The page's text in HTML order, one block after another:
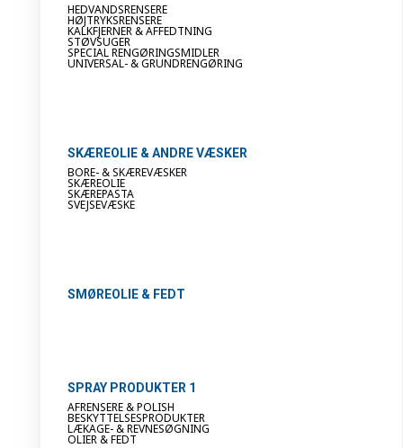
HEDVANDSRENSERE
HØJTRYKSRENSERE
KALKFJERNER & AFFEDTNING
STØVSUGER
SPECIAL RENGØRINGSMIDLER
UNIVERSAL- & GRUNDRENGØRING
SKÆREOLIE & ANDRE VÆSKER
BORE- & SKÆREVÆSKER
SKÆREOLIE
SKÆREPASTA
SVEJSEVÆSKE
SMØREOLIE & FEDT
SPRAY PRODUKTER 1
AFRENSERE & POLISH
BESKYTTELSESPRODUKTER
LÆKAGE- & REVNESØGNING
OLIER & FEDT